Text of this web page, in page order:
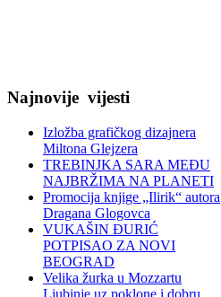
Najnovije vijesti
Izložba grafičkog dizajnera
Miltona Glejzera
TREBINЈKA SARA MEĐU
NAJBRŽIMA NA PLANETI
Promocija knjige „Ilirik“ autora
Dragana Glogovca
VUKAŠIN ĐURIĆ
POTPISAO ZA NOVI
BEOGRAD
Velika žurka u Mozzartu